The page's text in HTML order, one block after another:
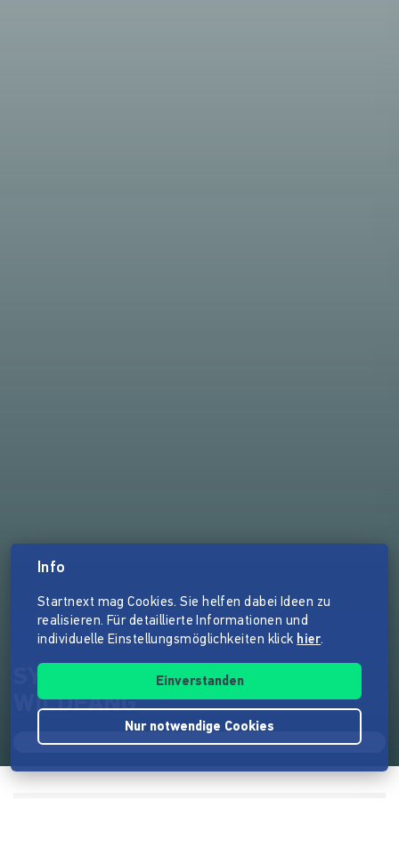
SYLVIA KIRCHHERR Doppel-CD
WILDFANG
Info
Startnext mag Cookies. Sie helfen dabei Ideen zu
realisieren. Für detaillierte Informationen und
individuelle Einstellungsmöglichkeiten klick hier.
Einverstanden
Nur notwendige Cookies